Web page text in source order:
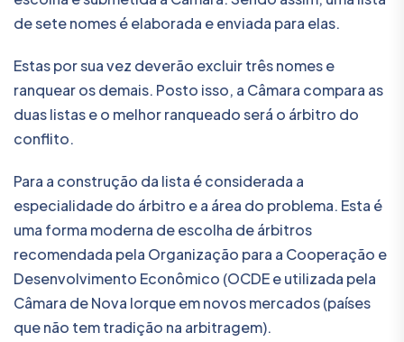
de sete nomes é elaborada e enviada para elas.
Estas por sua vez deverão excluir três nomes e
ranquear os demais. Posto isso, a Câmara compara as
duas listas e o melhor ranqueado será o árbitro do
conflito.
Para a construção da lista é considerada a
especialidade do árbitro e a área do problema. Esta é
uma forma moderna de escolha de árbitros
recomendada pela Organização para a Cooperação e
Desenvolvimento Econômico (OCDE e utilizada pela
Câmara de Nova Iorque em novos mercados (países
que não tem tradição na arbitragem).